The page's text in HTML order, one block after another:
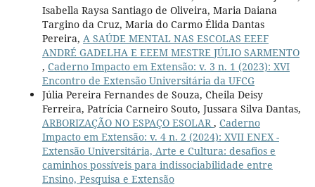
Isabella Raysa Santiago de Oliveira, Maria Daiana
Targino da Cruz, Maria do Carmo Élida Dantas
Pereira, A SAÚDE MENTAL NAS ESCOLAS EEEF
ANDRÉ GADELHA E EEEM MESTRE JÚLIO SARMENTO
, Caderno Impacto em Extensão: v. 3 n. 1 (2023): XVI
Encontro de Extensão Universitária da UFCG
Júlia Pereira Fernandes de Souza, Cheila Deisy
Ferreira, Patrícia Carneiro Souto, Jussara Silva Dantas,
ARBORIZAÇÃO NO ESPAÇO ESOLAR, Caderno
Impacto em Extensão: v. 4 n. 2 (2024): XVII ENEX -
Extensão Universitária, Arte e Cultura: desafios e
caminhos possíveis para indissociabilidade entre
Ensino, Pesquisa e Extensão